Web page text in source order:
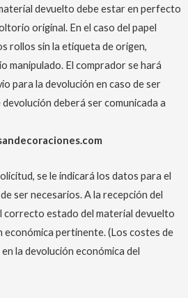
devuelto debe estar en perfecto
original. En el caso del papel
rollos sin la etiqueta de origen,
manipulado. El comprador se hará
para la devolución en caso de ser
deberá ser comunicada a
se le indicará los datos para el
ser necesarios. A la recepción del
correcto estado del material devuelto
económica pertinente. (Los costes de
la devolución económica del